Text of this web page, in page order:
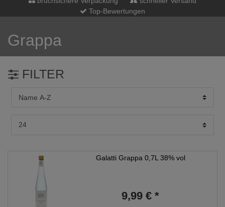
Top-Bewertungen
Grappa
FILTER
Galatti Grappa 0,7L 38% vol
9,99 € *